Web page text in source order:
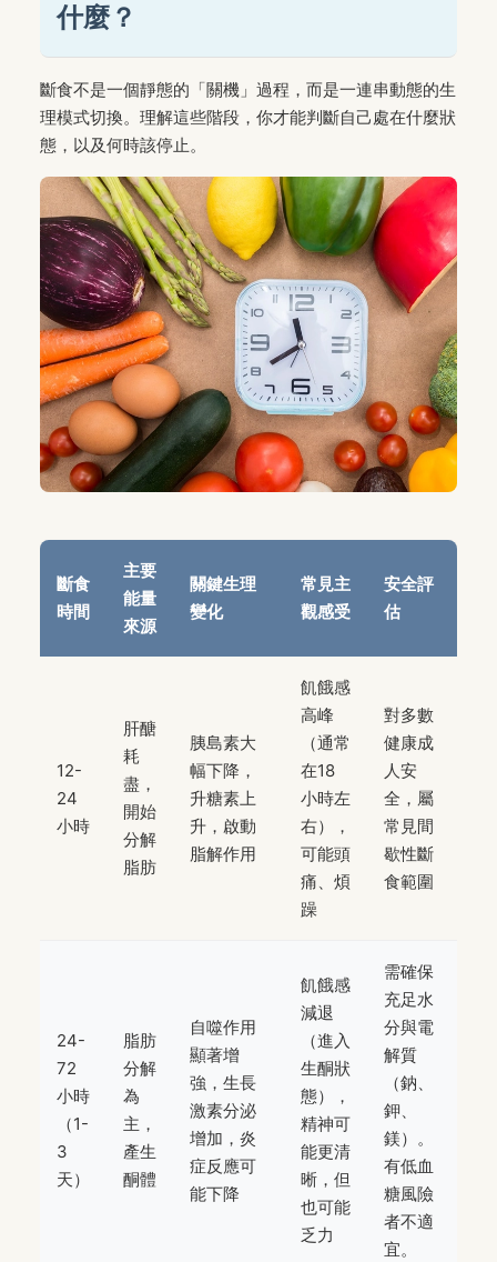
什麼？
斷食不是一個靜態的「關機」過程，而是一連串動態的生
理模式切換。理解這些階段，你才能判斷自己處在什麼狀
態，以及何時該停止。
斷食
時間
主要
能量
來源
關鍵生理
變化
常見主
觀感受
安全評
估
12-
24
小時
肝醣
耗
盡，
開始
分解
脂肪
胰島素大
幅下降，
升糖素上
升，啟動
脂解作用
飢餓感
高峰
（通常
在18
小時左
右），
可能頭
痛、煩
躁
對多數
健康成
人安
全，屬
常見間
歇性斷
食範圍
24-
72
小時
（1-
3
天）
脂肪
分解
為
主，
產生
酮體
自噬作用
顯著增
強，生長
激素分泌
增加，炎
症反應可
能下降
飢餓感
減退
（進入
生酮狀
態），
精神可
能更清
晰，但
也可能
乏力
需確保
充足水
分與電
解質
（鈉、
鉀、
鎂）。
有低血
糖風險
者不適
宜。